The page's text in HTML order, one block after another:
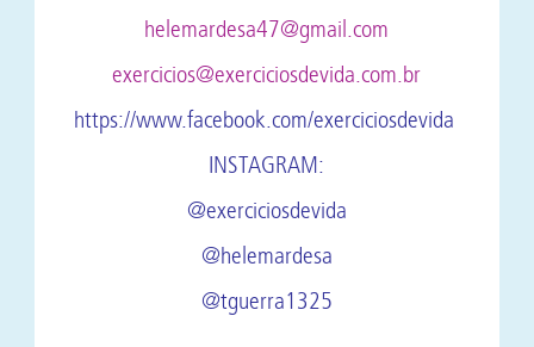
helemardesa47@gmail.com
exercicios@exerciciosdevida.com.br
https://www.facebook.com/exerciciosdevida
INSTAGRAM:
@exerciciosdevida
@helemardesa
@tguerra1325